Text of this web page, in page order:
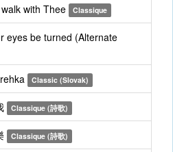
with Thee Classique
eyes be turned (Alternate
Classic (Slovak)
Classique (詩歌)
Classique (詩歌)